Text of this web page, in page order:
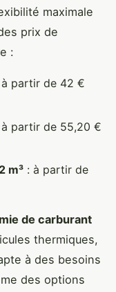
maximale
prix de
:
à partir de 42 €
à partir de 55,20 €
m³ : à partir de
de carburant
thermiques,
à des besoins
des options